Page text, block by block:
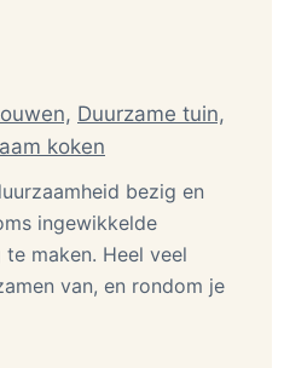
Duurzame tuin,
koken
bezig en
ingewikkelde
maken. Heel veel
van, en rondom je